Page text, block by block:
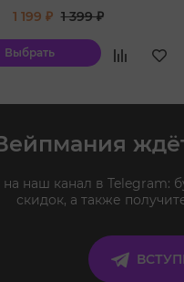
1 199 ₽ 1 399 ₽
Выбрать
наш канал в Telegram:
скидок, а также